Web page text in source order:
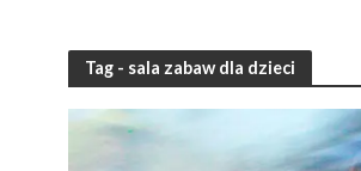
Tag - sala zabaw dla dzieci